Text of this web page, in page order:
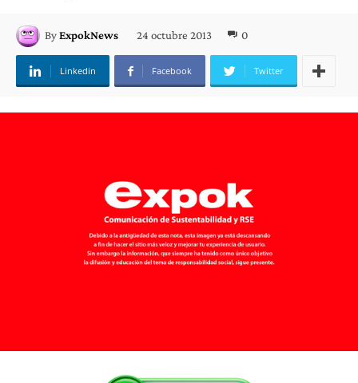
ByExpokNews 24 octubre 2013 0
Linkedin Facebook Twitter